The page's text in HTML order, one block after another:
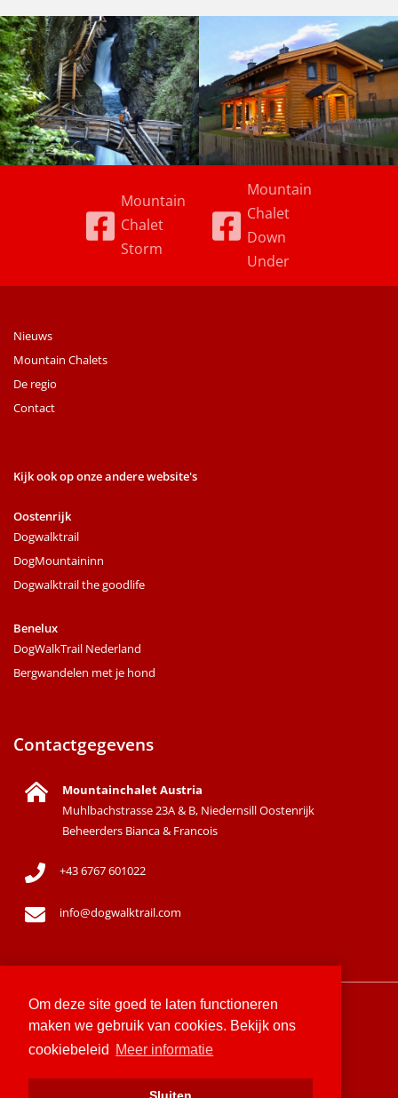
Om deze site goed te laten functioneren
maken we gebruik van cookies. Bekijk ons
cookiebeleid
Meer informatie
Mountain
Chalet
Storm
Mountain
Chalet
Down
Under
Contactgegevens
Mountainchalet Austria
Muhlbachstrasse 23A & B, Niedernsill Oostenrijk
Beheerders Bianca & Francois
+43 6767 601022
info@dogwalktrail.com
Nieuws
Mountain Chalets
De regio
Contact
Kijk ook op onze andere website's
Oostenrijk
Dogwalktrail
DogMountaininn
Dogwalktrail the goodlife
Benelux
DogWalkTrail Nederland
Bergwandelen met je hond
Sitemap